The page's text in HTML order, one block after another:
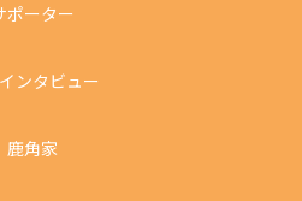
ポーター
ンタビュー
鹿角家